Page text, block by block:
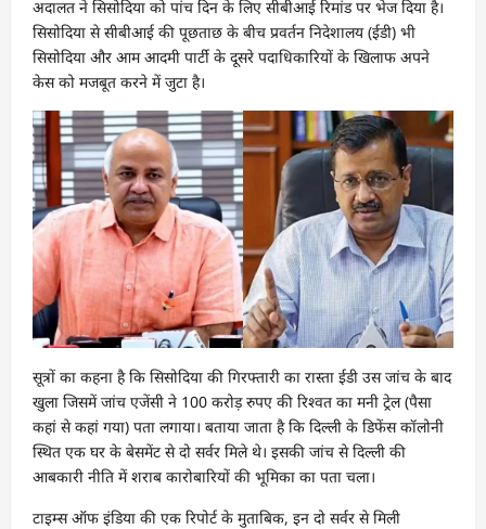
अदालत ने सिसोदिया को पांच दिन के लिए सीबीआई रिमांड पर भेज दिया है।
सिसोदिया से सीबीआई की पूछताछ के बीच प्रवर्तन निदेशालय (ईडी) भी
सिसोदिया और आम आदमी पार्टी के दूसरे पदाधिकारियों के खिलाफ अपने
केस को मजबूत करने में जुटा है।
सूत्रों का कहना है कि सिसोदिया की गिरफ्तारी का रास्ता ईडी उस जांच के बाद
खुला जिसमें जांच एजेंसी ने 100 करोड़ रुपए की रिश्वत का मनी ट्रेल (पैसा
कहां से कहां गया) पता लगाया। बताया जाता है कि दिल्ली के डिफेंस कॉलोनी
स्थित एक घर के बेसमेंट से दो सर्वर मिले थे। इसकी जांच से दिल्ली की
आबकारी नीति में शराब कारोबारियों की भूमिका का पता चला।
टाइम्स ऑफ इंडिया की एक रिपोर्ट के मुताबिक, इन दो सर्वर से मिली